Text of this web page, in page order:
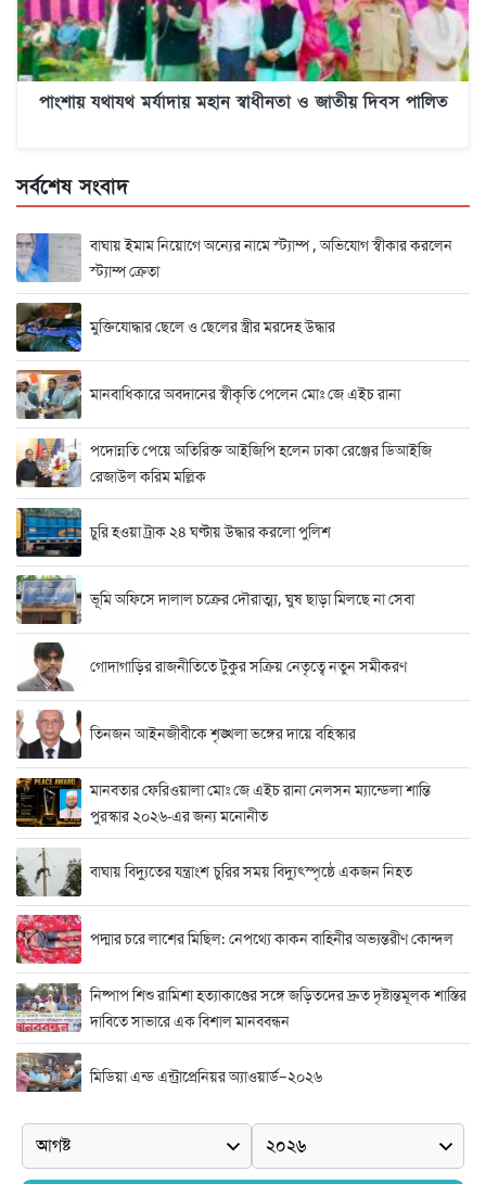
পাংশায় যথাযথ মর্যাদায় মহান স্বাধীনতা ও জাতীয় দিবস পালিত
সর্বশেষ সংবাদ
বাঘায় ইমাম নিয়োগে অন্যের নামে স্ট্যাম্প , অভিযোগ স্বীকার করলেন
স্ট্যাম্প ক্রেতা
মুক্তিযোদ্ধার ছেলে ও ছেলের স্ত্রীর মরদেহ উদ্ধার
মানবাধিকারে অবদানের স্বীকৃতি পেলেন মোঃ জে এইচ রানা
পদোন্নতি পেয়ে অতিরিক্ত আইজিপি হলেন ঢাকা রেঞ্জের ডিআইজি
রেজাউল করিম মল্লিক
চুরি হওয়া ট্রাক ২৪ ঘণ্টায় উদ্ধার করলো পুলিশ
ভূমি অফিসে দালাল চক্রের দৌরাত্ম্য, ঘুষ ছাড়া মিলছে না সেবা
গোদাগাড়ির রাজনীতিতে টুকুর সক্রিয় নেতৃত্বে নতুন সমীকরণ
তিনজন আইনজীবীকে শৃঙ্খলা ভঙ্গের দায়ে বহিস্কার
মানবতার ফেরিওয়ালা মোঃ জে এইচ রানা নেলসন ম্যান্ডেলা শান্তি
পুরস্কার ২০২৬-এর জন্য মনোনীত
বাঘায় বিদ্যুতের যন্ত্রাংশ চুরির সময় বিদ্যুৎস্পৃষ্ঠে একজন নিহত
পদ্মার চরে লাশের মিছিল: নেপথ্যে কাকন বাহিনীর অভ্যন্তরীণ কোন্দল
নিষ্পাপ শিশু রামিশা হত্যাকাণ্ডের সঙ্গে জড়িতদের দ্রুত দৃষ্টান্তমূলক শাস্তির
দাবিতে সাভারে এক বিশাল মানববন্ধন
মিডিয়া এন্ড এন্ট্রাপ্রেনিয়র অ্যাওয়ার্ড–২০২৬
র‍্যাবের বিশেষ অভিযান: বিদেশি পিস্তল, গুলি, মাদক ও নগদ অর্থ উদ্ধার,